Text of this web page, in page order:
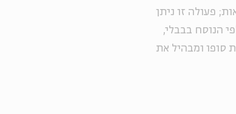
פעולה זו ניתן
הנוסח בבבלי,
סופו ומבהיל את